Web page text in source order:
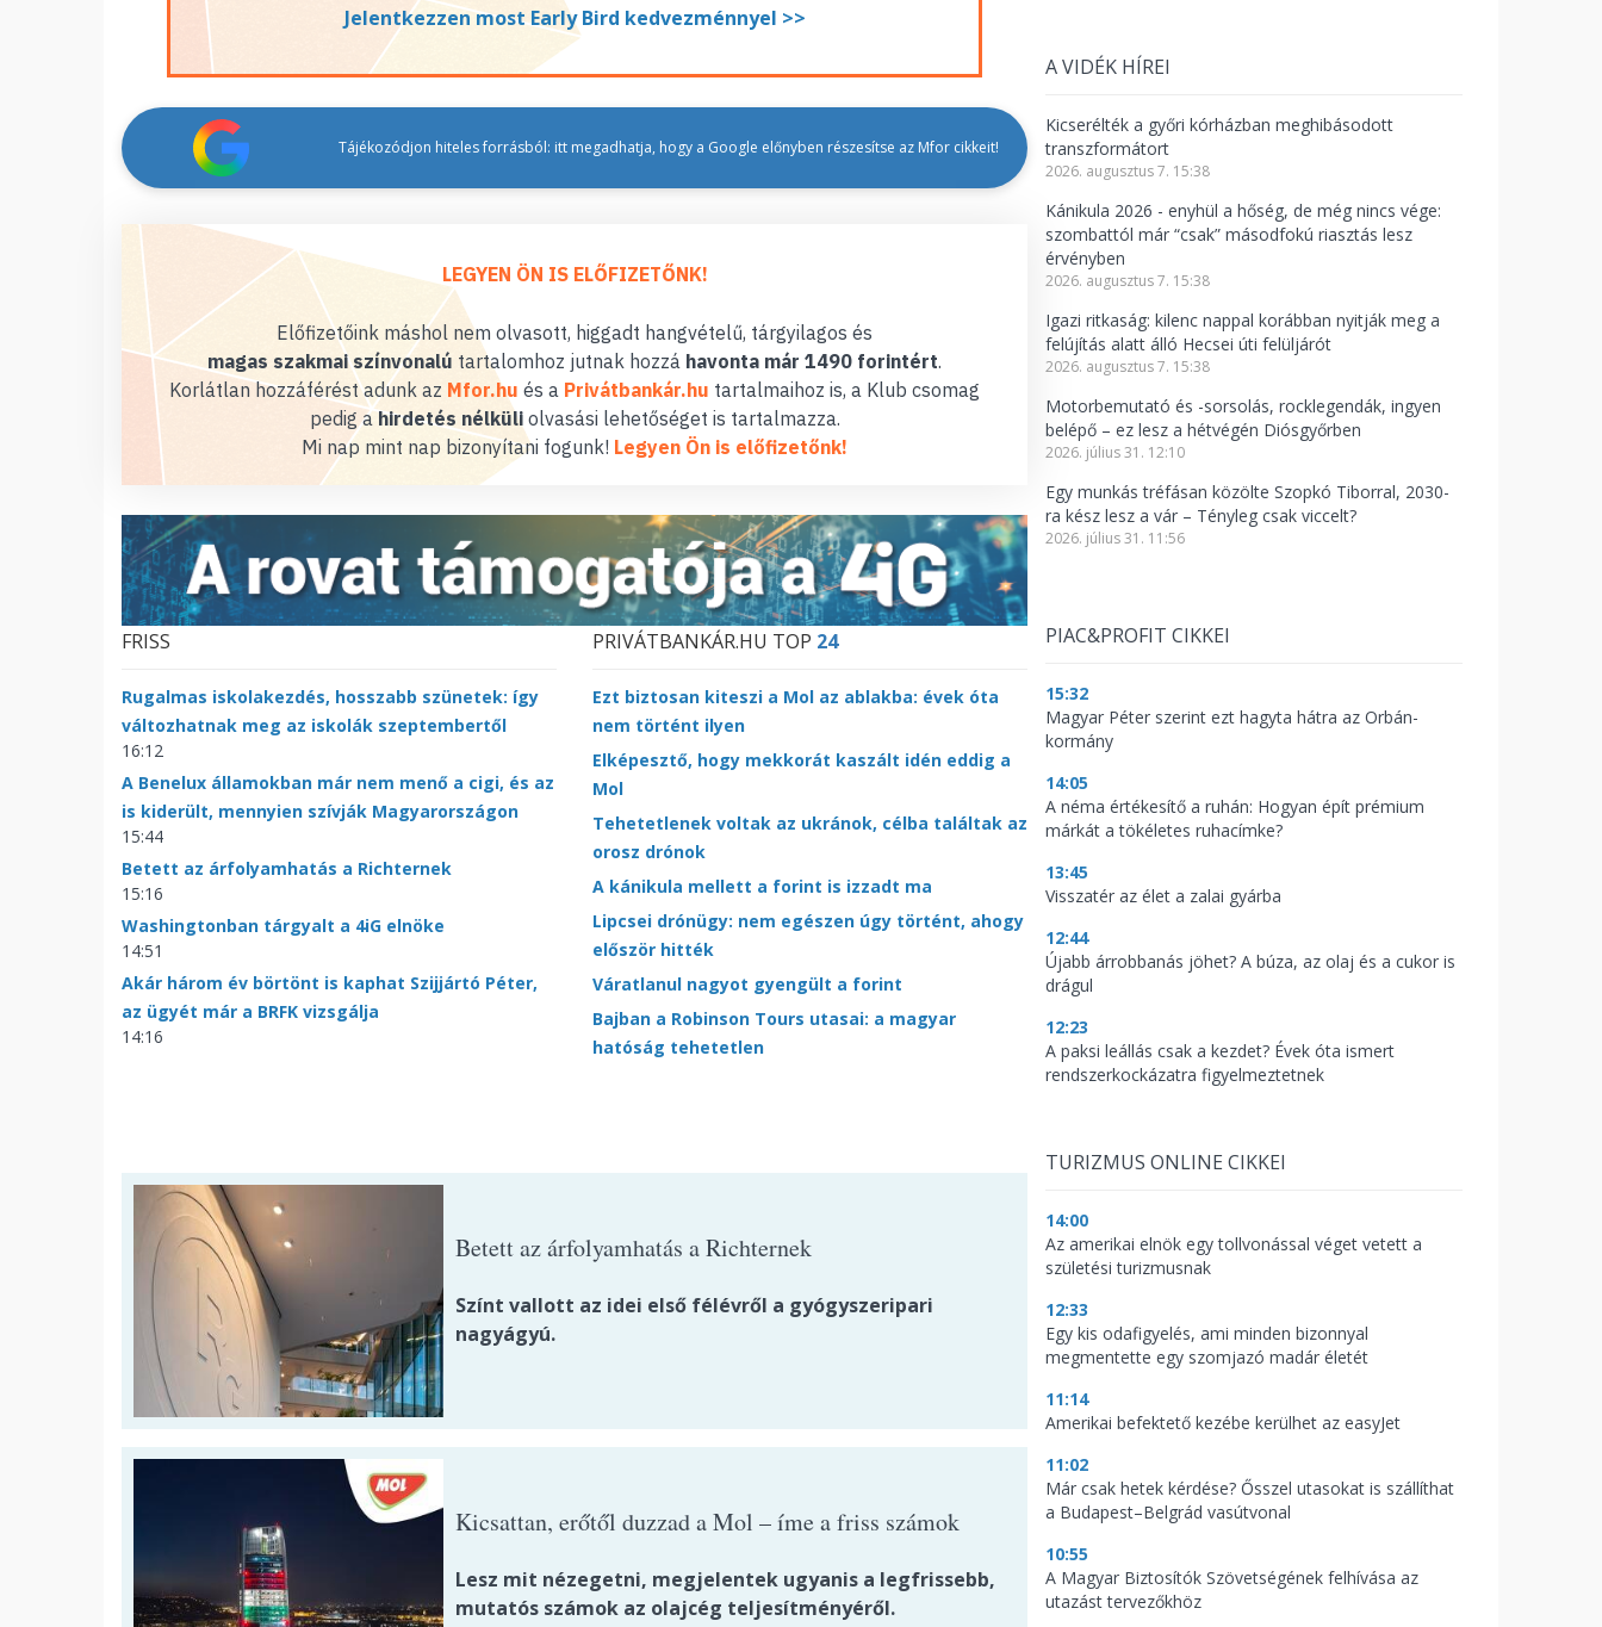
Jelentkezzen most Early Bird kedvezménnyel >>
Tájékozódjon hiteles forrásból: itt megadhatja, hogy a Google előnyben részesítse az Mfor cikkeit!
LEGYEN ÖN IS ELŐFIZETŐNK!
Előfizetőink máshol nem olvasott, higgadt hangvételű, tárgyilagos és
magas szakmai színvonalú tartalomhoz jutnak hozzá havonta már 1490 forintért.
Korlátlan hozzáférést adunk az Mfor.hu és a Privátbankár.hu tartalmaihoz is, a Klub csomag
pedig ahirdetés nélküliolvasási lehetőséget is tartalmazza.
Mi nap mint nap bizonyítani fogunk! Legyen Ön is előfizetőnk!
FRISS
Rugalmas iskolakezdés, hosszabb szünetek: így
változhatnak meg az iskolák szeptembertől
16:12
A Benelux államokban már nem menő a cigi, és az
is kiderült, mennyien szívják Magyarországon
15:44
Betett az árfolyamhatás a Richternek
15:16
Washingtonban tárgyalt a 4iG elnöke
14:51
Akár három év börtönt is kaphat Szijjártó Péter,
az ügyét már a BRFK vizsgálja
14:16
PRIVÁTBANKÁR.HU TOP 24
Ezt biztosan kiteszi a Mol az ablakba: évek óta
nem történt ilyen
Elképesztő, hogy mekkorát kaszált idén eddig a
Mol
Tehetetlenek voltak az ukránok, célba találtak az
orosz drónok
A kánikula mellett a forint is izzadt ma
Lipcsei drónügy: nem egészen úgy történt, ahogy
először hitték
Váratlanul nagyot gyengült a forint
Bajban a Robinson Tours utasai: a magyar
hatóság tehetetlen
Betett az árfolyamhatás a Richternek
Színt vallott az idei első félévről a gyógyszeripari
nagyágyú.
Kicsattan, erőtől duzzad a Mol – íme a friss számok
Lesz mit nézegetni, megjelentek ugyanis a legfrissebb,
mutatós számok az olajcég teljesítményéről.
A VIDÉK HÍREI
Kicserélték a győri kórházban meghibásodott
transzformátort
2026. augusztus 7. 15:38
Kánikula 2026 - enyhül a hőség, de még nincs vége:
szombattól már “csak” másodfokú riasztás lesz
érvényben
2026. augusztus 7. 15:38
Igazi ritkaság: kilenc nappal korábban nyitják meg a
felújítás alatt álló Hecsei úti felüljárót
2026. augusztus 7. 15:38
Motorbemutató és -sorsolás, rocklegendák, ingyen
belépő – ez lesz a hétvégén Diósgyőrben
2026. július 31. 12:10
Egy munkás tréfásan közölte Szopkó Tiborral, 2030-
ra kész lesz a vár – Tényleg csak viccelt?
2026. július 31. 11:56
PIAC&PROFIT CIKKEI
15:32
Magyar Péter szerint ezt hagyta hátra az Orbán-
kormány
14:05
A néma értékesítő a ruhán: Hogyan épít prémium
márkát a tökéletes ruhacímke?
13:45
Visszatér az élet a zalai gyárba
12:44
Újabb árrobbanás jöhet? A búza, az olaj és a cukor is
drágul
12:23
A paksi leállás csak a kezdet? Évek óta ismert
rendszerkockázatra figyelmeztetnek
TURIZMUS ONLINE CIKKEI
14:00
Az amerikai elnök egy tollvonással véget vetett a
születési turizmusnak
12:33
Egy kis odafigyelés, ami minden bizonnyal
megmentette egy szomjazó madár életét
11:14
Amerikai befektető kezébe kerülhet az easyJet
11:02
Már csak hetek kérdése? Ősszel utasokat is szállíthat
a Budapest–Belgrád vasútvonal
10:55
A Magyar Biztosítók Szövetségének felhívása az
utazást tervezőkhöz